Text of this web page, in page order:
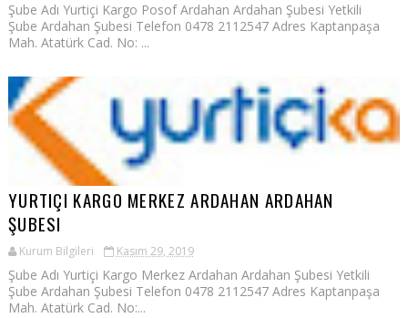
Şube Adı Yurtiçi Kargo Posof Ardahan Ardahan Şubesi Yetkili
Şube Ardahan Şubesi Telefon 0478 2112547 Adres Kaptanpaşa
Mah. Atatürk Cad. No: ...
YURTIÇI KARGO MERKEZ ARDAHAN ARDAHAN
ŞUBESI
Kurum Bilgileri Kasım 29, 2019
Şube Adı Yurtiçi Kargo Merkez Ardahan Ardahan Şubesi Yetkili
Şube Ardahan Şubesi Telefon 0478 2112547 Adres Kaptanpaşa
Mah. Atatürk Cad. No:...